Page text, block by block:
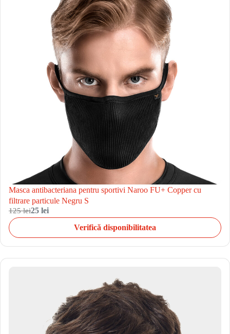
Masca antibacteriana pentru sportivi Naroo FU+ Copper cu
filtrare particule Negru S
125 lei25 lei
Verifică disponibilitatea